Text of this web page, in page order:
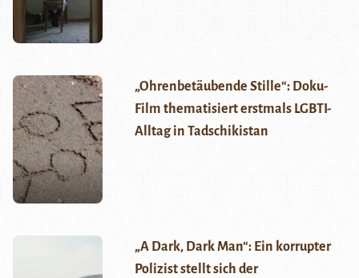
„Ohrenbetäubende Stille“: Doku-
Film thematisiert erstmals LGBTI-
Alltag in Tadschikistan
„A Dark, Dark Man“: Ein korrupter
Polizist stellt sich der